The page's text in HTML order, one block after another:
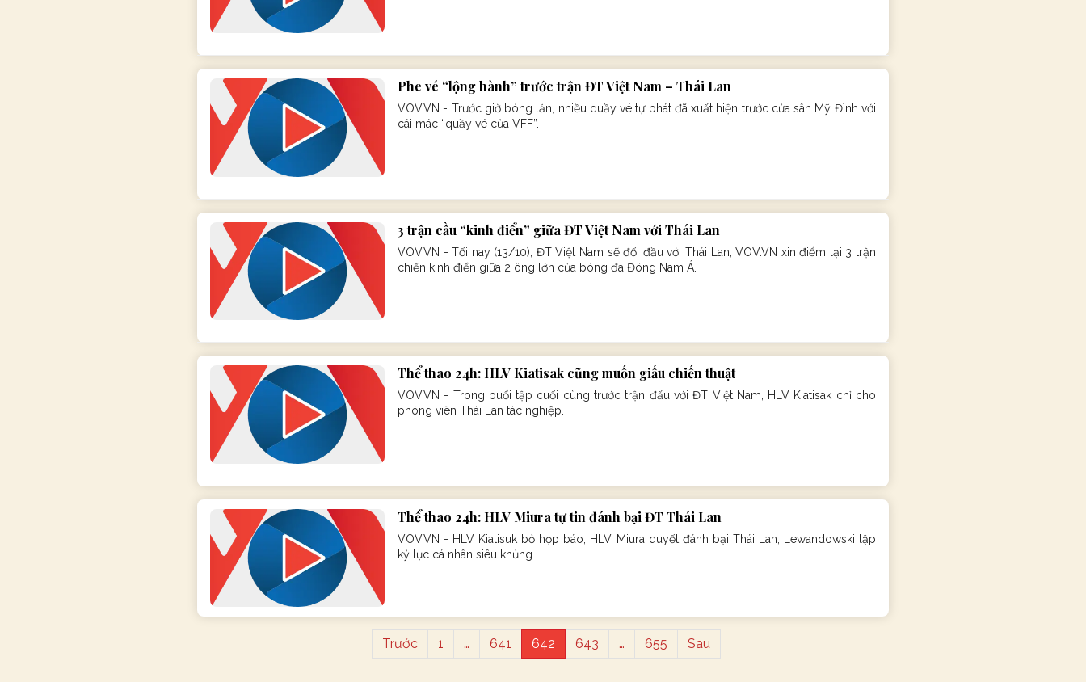
Phe vé “lộng hành” trước trận ĐT Việt Nam – Thái Lan
VOV.VN - Trước giờ bóng lăn, nhiều quầy vé tự phát đã xuất hiện trước cửa sân Mỹ Đình với
cái mác “quầy vé của VFF”.
3 trận cầu “kinh điển” giữa ĐT Việt Nam với Thái Lan
VOV.VN - Tối nay (13/10), ĐT Việt Nam sẽ đối đầu với Thái Lan, VOV.VN xin điểm lại 3 trận
chiến kinh điển giữa 2 ông lớn của bóng đá Đông Nam Á.
Thể thao 24h: HLV Kiatisak cũng muốn giấu chiến thuật
VOV.VN - Trong buổi tập cuối cùng trước trận đấu với ĐT Việt Nam, HLV Kiatisak chỉ cho
phóng viên Thái Lan tác nghiệp.
Thể thao 24h: HLV Miura tự tin đánh bại ĐT Thái Lan
VOV.VN - HLV Kiatisuk bỏ họp báo, HLV Miura quyết đánh bại Thái Lan, Lewandowski lập
kỷ lục cá nhân siêu khủng.
Trước 1 … 641 642 643 … 655 Sau